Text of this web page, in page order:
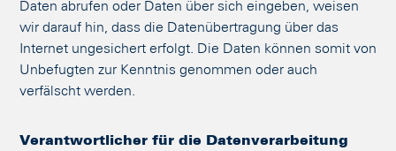
Daten abrufen oder Daten über sich eingeben, weisen
wir darauf hin, dass die Datenübertragung über das
Internet ungesichert erfolgt. Die Daten können somit von
Unbefugten zur Kenntnis genommen oder auch
verfälscht werden.
Verantwortlicher für die Datenverarbeitung